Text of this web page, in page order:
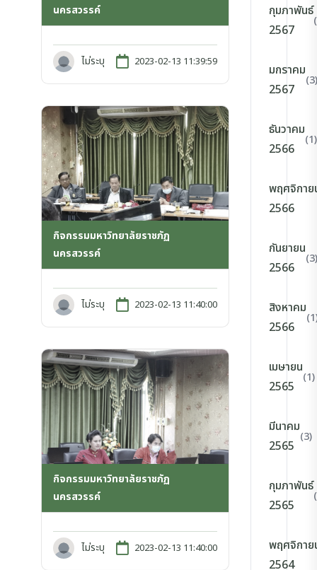
นครสวรรค์
ไม่ระบุ 2023-02-13 11:39:59
กิจกรรมมหาวิทยาลัยราชภัฏ
นครสวรรค์
ไม่ระบุ 2023-02-13 11:40:00
กิจกรรมมหาวิทยาลัยราชภัฏ
นครสวรรค์
ไม่ระบุ 2023-02-13 11:40:00
กุมภาพันธ์
2567
มกราคม
2567
(3)
ธันวาคม
2566
(1)
พฤศจิกาย
2566
กันยายน
2566
(3)
สิงหาคม
2566
เมษายน
2565
(1)
มีนาคม
2565
(3)
กุมภาพันธ์
2565
พฤศจิกาย
2564